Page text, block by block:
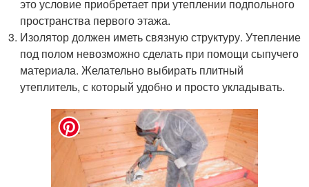
это условие приобретает при утеплении подпольного
пространства первого этажа.
Изолятор должен иметь связную структуру. Утепление
под полом невозможно сделать при помощи сыпучего
материала. Желательно выбирать плитный
утеплитель, с который удобно и просто укладывать.